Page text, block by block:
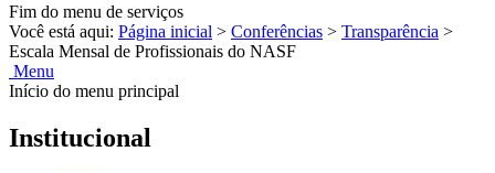
Fim do menu de serviços
Você está aqui: Página inicial > Conferências > Transparência >
Escala Mensal de Profissionais do NASF
Menu
Início do menu principal
Institucional